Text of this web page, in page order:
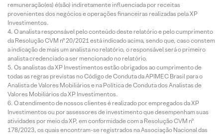
remuneração(es) é(são) indiretamente influenciada por receitas
provenientes dos negócios e operações financeiras realizadas pela XP
Investimentos.
O analista responsável pelo conteúdo deste relatório e pelo cumprimento
da Resolução CVM nº 20/2021 está indicado acima, sendo que, caso constem
a indicação de mais um analista no relatório, o responsável será o primeiro
analista credenciado a ser mencionado no relatório.
Os analistas da XP Investimentos estão obrigados ao cumprimento de
todas as regras previstas no Código de Conduta da APIMEC Brasil para o
Analista de Valores Mobiliários e na Política de Conduta dos Analistas de
Valores Mobiliários da XP Investimentos.
O atendimento de nossos clientes é realizado por empregados da XP
Investimentos ou por assessores de investimento que desempenham suas
atividades por meio da XP, em conformidade com a Resolução CVM nº
178/2023, os quais encontram-se registrados na Associação Nacional das